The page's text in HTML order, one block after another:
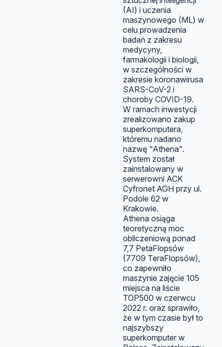
(AI) i uczenia
maszynowego (ML) w
celu prowadzenia
badań z zakresu
medycyny,
farmakologii i biologii,
w szczególności w
zakresie koronawirusa
SARS-CoV-2 i
choroby COVID-19.
W ramach inwestycji
zrealizowano zakup
superkomputera,
któremu nadano
nazwę "Athena".
System został
zainstalowany w
serwerowni ACK
Cyfronet AGH przy ul.
Podole 62 w
Krakowie.
Athena osiąga
teoretyczną moc
obliczeniową ponad
7,7 PetaFlopsów
(7709 TeraFlopsów),
co zapewniło
maszynie zajęcie 105
miejsca na liście
TOP500 w czerwcu
2022 r. oraz sprawiło,
że w tym czasie był to
najszybszy
superkomputer w